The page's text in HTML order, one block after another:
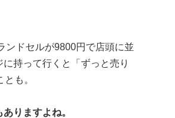
ンドセルが9800円で店頭に並
持って行くと「ずっと売り
も。
りますよね。